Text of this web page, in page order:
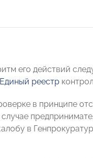
его действий
Единый реестр
в принципе
в